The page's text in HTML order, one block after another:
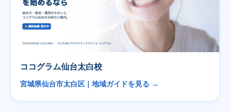
ココグラム仙台太白校
宮城県仙台市太白区｜地域ガイドを見る →